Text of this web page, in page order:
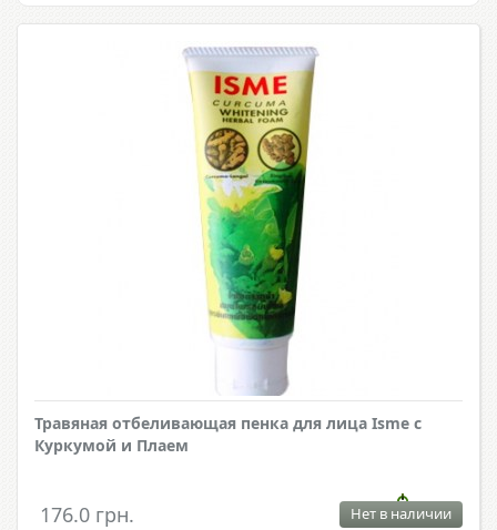
Травяная отбеливающая пенка для лица Isme с
Куркумой и Плаем
176.0 грн. Нет в наличии